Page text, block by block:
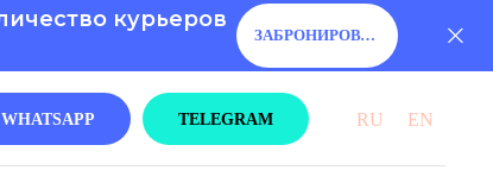
курьеров
ЗАБРОНИРОВАТЬ!
WHATSAPP TELEGRAM RU EN